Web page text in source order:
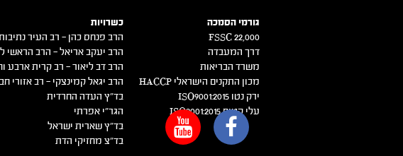
גורמי הסמכה
FSSC 22,000
דרך המעבדה
משרד הבריאות
מכון התקנים הישראלי HACCP
ירק נטו 2015:ISO9001
עלי קטיף 2015:ISO9001
כשרויות
הרב פנחס כהן – רב העיר
הרב יעקב אריאל – הרב הראשי
הרב דב ליאור – רב קרית ארבע
הרב יגאל קמינצקי – רב אזורי
בד"ץ העדה החרדית
הגר"י אפרתי
בד"ץ שארית ישראל
בד"צ מחזיקי הדת